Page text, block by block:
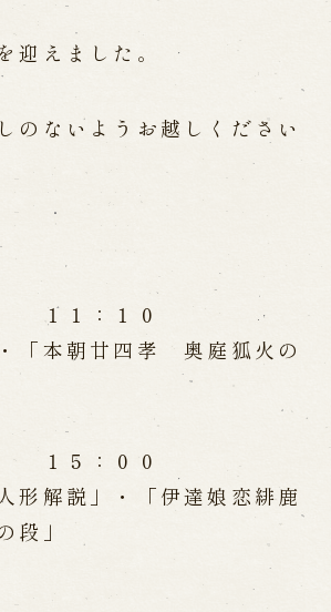
ー
開催中の公演
け特別公演「くにうみ」
み神話
内
金
迎えました。
のないようお越しください
１１：１０
「本朝廿四孝 奥庭狐火の
１５：００
形解説」・「伊達娘恋緋鹿
」